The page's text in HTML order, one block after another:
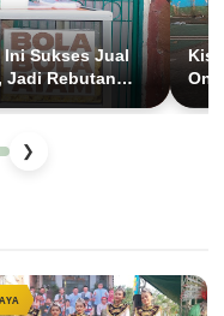
Sukses Jual
Jadi Rebutan
❯